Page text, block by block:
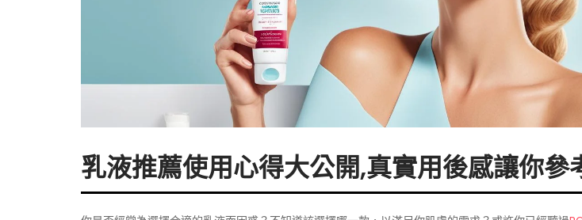
乳液推薦使用心得大公開,真實用後感讓你參